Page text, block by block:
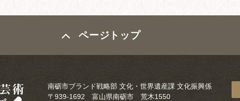
ページトップ
南砺市ブランド戦略部 文化・世界遺産課 文化振興係
〒939-1692 富山県南砺市 荒木1550